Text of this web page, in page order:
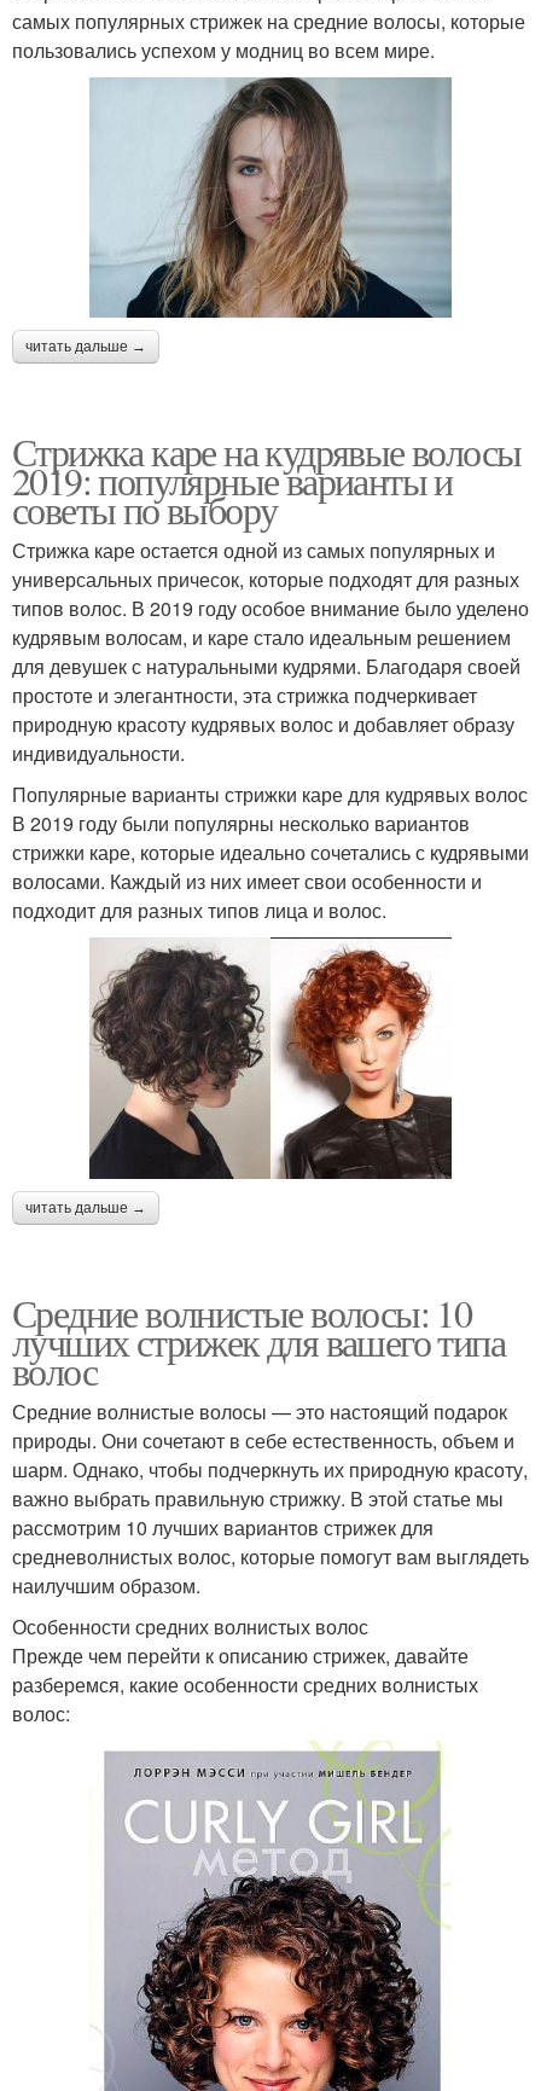
самых популярных стрижек на средние волосы, которые
пользовались успехом у модниц во всем мире.
читать дальше →
Стрижка каре на кудрявые волосы
2019: популярные варианты и
советы по выбору
Стрижка каре остается одной из самых популярных и
универсальных причесок, которые подходят для разных
типов волос. В 2019 году особое внимание было уделено
кудрявым волосам, и каре стало идеальным решением
для девушек с натуральными кудрями. Благодаря своей
простоте и элегантности, эта стрижка подчеркивает
природную красоту кудрявых волос и добавляет образу
индивидуальности.
Популярные варианты стрижки каре для кудрявых волос
В 2019 году были популярны несколько вариантов
стрижки каре, которые идеально сочетались с кудрявыми
волосами. Каждый из них имеет свои особенности и
подходит для разных типов лица и волос.
читать дальше →
Средние волнистые волосы: 10
лучших стрижек для вашего типа
волос
Средние волнистые волосы — это настоящий подарок
природы. Они сочетают в себе естественность, объем и
шарм. Однако, чтобы подчеркнуть их природную красоту,
важно выбрать правильную стрижку. В этой статье мы
рассмотрим 10 лучших вариантов стрижек для
средневолнистых волос, которые помогут вам выглядеть
наилучшим образом.
Особенности средних волнистых волос
Прежде чем перейти к описанию стрижек, давайте
разберемся, какие особенности средних волнистых
волос: